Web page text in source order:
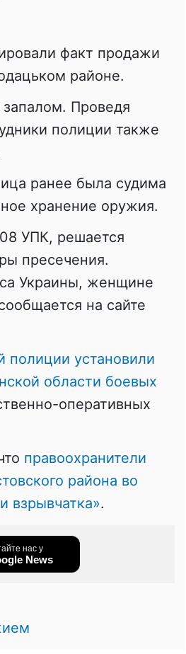
факт продажи
районе.
Проведя
полиции также
ранее была судима
хранение оружия.
УПК, решается
пресечения.
Украины, женщине
на сайте
полиции установили
области боевых
оперативных
правоохранители
района во
взрывчатка».
нас у
News